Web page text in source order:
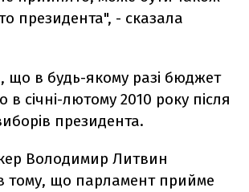
президента", - сказала
що в будь-якому разі бюджет
січні-лютому 2010 року після
президента.
Володимир Литвин
в тому, що парламент прийме